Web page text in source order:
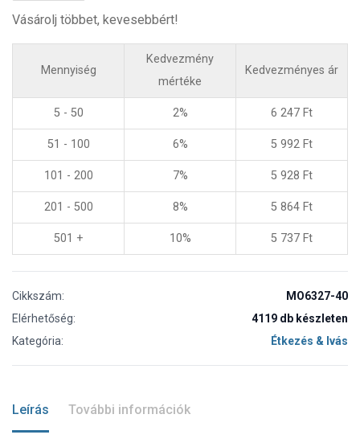
Vásárolj többet, kevesebbért!
Mennyiség
Kedvezmény
mértéke
Kedvezményes ár
5 - 50 2% 6 247 Ft
51 - 100 6% 5 992 Ft
101 - 200 7% 5 928 Ft
201 - 500 8% 5 864 Ft
501 + 10% 5 737 Ft
Cikkszám:
MO6327-40
Elérhetőség:
4119 db készleten
Kategória:
Étkezés & Ivás
Leírás További információk